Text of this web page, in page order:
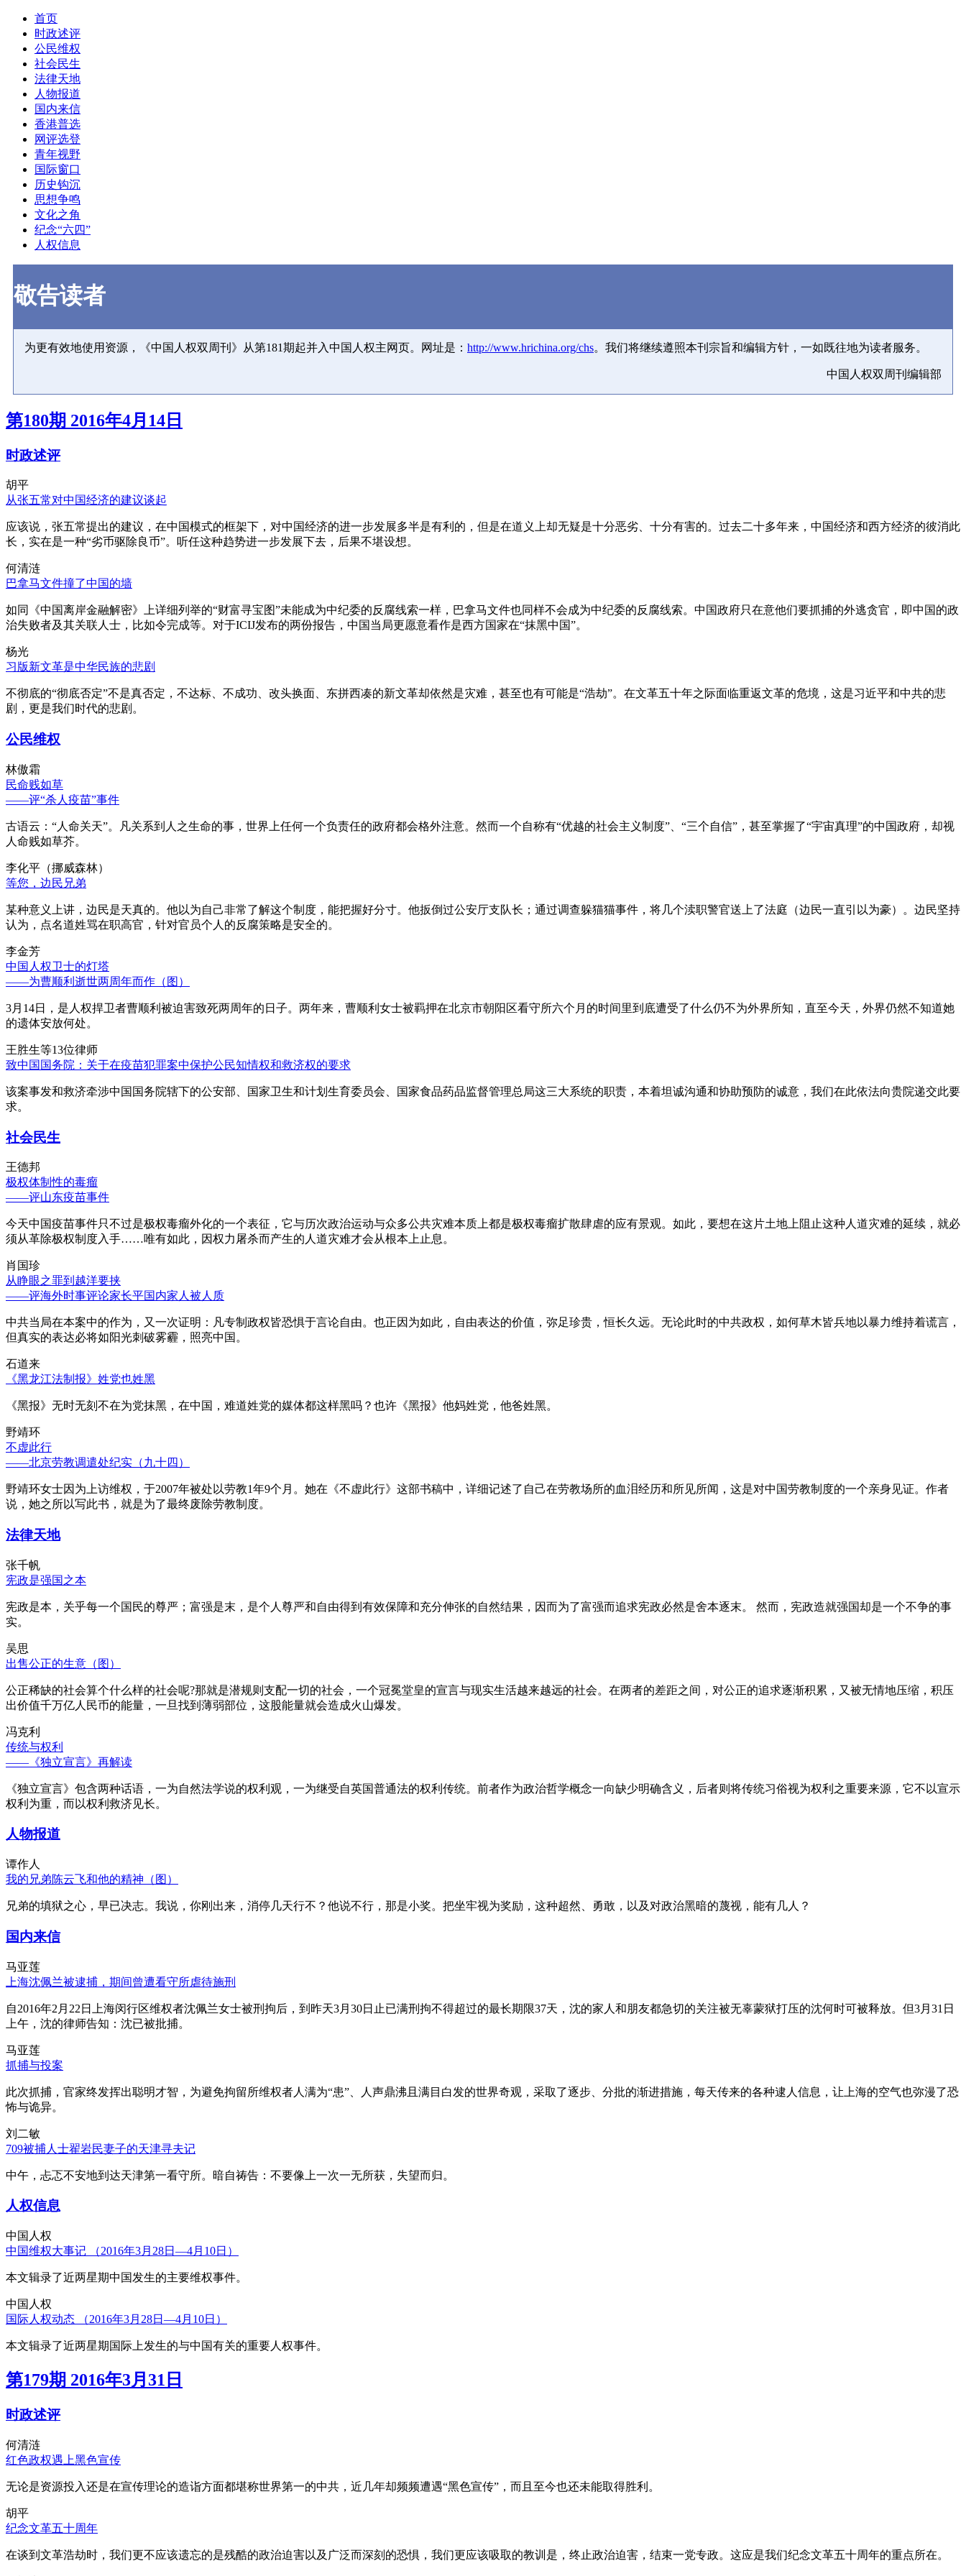
首页
时政述评
公民维权
社会民生
法律天地
人物报道
国内来信
香港普选
网评选登
青年视野
国际窗口
历史钩沉
思想争鸣
文化之角
纪念“六四”
人权信息
敬告读者
为更有效地使用资源，《中国人权双周刊》从第181期起并入中国人权主网页。网址是： http://www.hrichina.org/chs。我们将继续遵照本刊宗旨和编辑方针，一如既往地为读者服务。
中国人权双周刊编辑部
第180期 2016年4月14日
时政述评
胡平
从张五常对中国经济的建议谈起
应该说，张五常提出的建议，在中国模式的框架下，对中国经济的进一步发展多半是有利的，但是在道义上却无疑是十分恶劣、十分有害的。过去二十多年来，中国经济和西方经济的彼消此
长，实在是一种“劣币驱除良币”。听任这种趋势进一步发展下去，后果不堪设想。
何清涟
巴拿马文件撞了中国的墙
如同《中国离岸金融解密》上详细列举的“财富寻宝图”未能成为中纪委的反腐线索一样，巴拿马文件也同样不会成为中纪委的反腐线索。中国政府只在意他们要抓捕的外逃贪官，即中国的政
治失败者及其关联人士，比如令完成等。对于ICIJ发布的两份报告，中国当局更愿意看作是西方国家在“抹黑中国”。
杨光
习版新文革是中华民族的悲剧
不彻底的“彻底否定”不是真否定，不达标、不成功、改头换面、东拼西凑的新文革却依然是灾难，甚至也有可能是“浩劫”。在文革五十年之际面临重返文革的危境，这是习近平和中共的悲
剧，更是我们时代的悲剧。
公民维权
林傲霜
民命贱如草
——评“杀人疫苗”事件
古语云：“人命关天”。凡关系到人之生命的事，世界上任何一个负责任的政府都会格外注意。然而一个自称有“优越的社会主义制度”、“三个自信”，甚至掌握了“宇宙真理”的中国政府，却视
人命贱如草芥。
李化平（挪威森林）
等您，边民兄弟
某种意义上讲，边民是天真的。他以为自己非常了解这个制度，能把握好分寸。他扳倒过公安厅支队长；通过调查躲猫猫事件，将几个渎职警官送上了法庭（边民一直引以为豪）。边民坚持
认为，点名道姓骂在职高官，针对官员个人的反腐策略是安全的。
李金芳
中国人权卫士的灯塔
——为曹顺利逝世两周年而作（图）
3月14日，是人权捍卫者曹顺利被迫害致死两周年的日子。两年来，曹顺利女士被羁押在北京市朝阳区看守所六个月的时间里到底遭受了什么仍不为外界所知，直至今天，外界仍然不知道她
的遗体安放何处。
王胜生等13位律师
致中国国务院：关于在疫苗犯罪案中保护公民知情权和救济权的要求
该案事发和救济牵涉中国国务院辖下的公安部、国家卫生和计划生育委员会、国家食品药品监督管理总局这三大系统的职责，本着坦诚沟通和协助预防的诚意，我们在此依法向贵院递交此要
求。
社会民生
王德邦
极权体制性的毒瘤
——评山东疫苗事件
今天中国疫苗事件只不过是极权毒瘤外化的一个表征，它与历次政治运动与众多公共灾难本质上都是极权毒瘤扩散肆虐的应有景观。如此，要想在这片土地上阻止这种人道灾难的延续，就必
须从革除极权制度入手……唯有如此，因权力屠杀而产生的人道灾难才会从根本上止息。
肖国珍
从睁眼之罪到越洋要挟
——评海外时事评论家长平国内家人被人质
中共当局在本案中的作为，又一次证明：凡专制政权皆恐惧于言论自由。也正因为如此，自由表达的价值，弥足珍贵，恒长久远。无论此时的中共政权，如何草木皆兵地以暴力维持着谎言，
但真实的表达必将如阳光刺破雾霾，照亮中国。
石道来
《黑龙江法制报》姓党也姓黑
《黑报》无时无刻不在为党抹黑，在中国，难道姓党的媒体都这样黑吗？也许《黑报》他妈姓党，他爸姓黑。
野靖环
不虚此行
——北京劳教调遣处纪实（九十四）
野靖环女士因为上访维权，于2007年被处以劳教1年9个月。她在《不虚此行》这部书稿中，详细记述了自己在劳教场所的血泪经历和所见所闻，这是对中国劳教制度的一个亲身见证。作者
说，她之所以写此书，就是为了最终废除劳教制度。
法律天地
张千帆
宪政是强国之本
宪政是本，关乎每一个国民的尊严；富强是末，是个人尊严和自由得到有效保障和充分伸张的自然结果，因而为了富强而追求宪政必然是舍本逐末。 然而，宪政造就强国却是一个不争的事
实。
吴思
出售公正的生意（图）
公正稀缺的社会算个什么样的社会呢?那就是潜规则支配一切的社会，一个冠冕堂皇的宣言与现实生活越来越远的社会。在两者的差距之间，对公正的追求逐渐积累，又被无情地压缩，积压
出价值千万亿人民币的能量，一旦找到薄弱部位，这股能量就会造成火山爆发。
冯克利
传统与权利
——《独立宣言》再解读
《独立宣言》包含两种话语，一为自然法学说的权利观，一为继受自英国普通法的权利传统。前者作为政治哲学概念一向缺少明确含义，后者则将传统习俗视为权利之重要来源，它不以宣示
权利为重，而以权利救济见长。
人物报道
谭作人
我的兄弟陈云飞和他的精神（图）
兄弟的填狱之心，早已决志。我说，你刚出来，消停几天行不？他说不行，那是小奖。把坐牢视为奖励，这种超然、勇敢，以及对政治黑暗的蔑视，能有几人？
国内来信
马亚莲
上海沈佩兰被逮捕，期间曾遭看守所虐待施刑
自2016年2月22日上海闵行区维权者沈佩兰女士被刑拘后，到昨天3月30日止已满刑拘不得超过的最长期限37天，沈的家人和朋友都急切的关注被无辜蒙狱打压的沈何时可被释放。但3月31日
上午，沈的律师告知：沈已被批捕。
马亚莲
抓捕与投案
此次抓捕，官家终发挥出聪明才智，为避免拘留所维权者人满为“患”、人声鼎沸且满目白发的世界奇观，采取了逐步、分批的渐进措施，每天传来的各种逮人信息，让上海的空气也弥漫了恐
怖与诡异。
刘二敏
709被捕人士翟岩民妻子的天津寻夫记
中午，忐忑不安地到达天津第一看守所。暗自祷告：不要像上一次一无所获，失望而归。
人权信息
中国人权
中国维权大事记 （2016年3月28日—4月10日）
本文辑录了近两星期中国发生的主要维权事件。
中国人权
国际人权动态 （2016年3月28日—4月10日）
本文辑录了近两星期国际上发生的与中国有关的重要人权事件。
第179期 2016年3月31日
时政述评
何清涟
红色政权遇上黑色宣传
无论是资源投入还是在宣传理论的造诣方面都堪称世界第一的中共，近几年却频频遭遇“黑色宣传”，而且至今也还未能取得胜利。
胡平
纪念文革五十周年
在谈到文革浩劫时，我们更不应该遗忘的是残酷的政治迫害以及广泛而深刻的恐惧，我们更应该吸取的教训是，终止政治迫害，结束一党专政。这应是我们纪念文革五十周年的重点所在。